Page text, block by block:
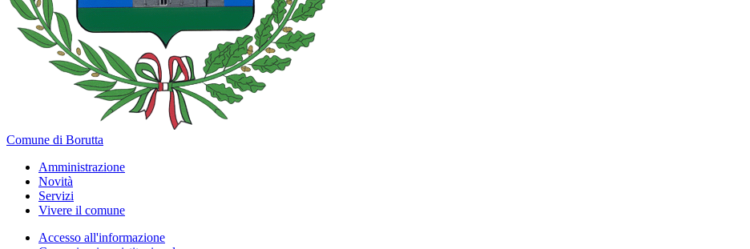
Comune di Borutta
Amministrazione
Novità
Servizi
Vivere il comune
Accesso all'informazione